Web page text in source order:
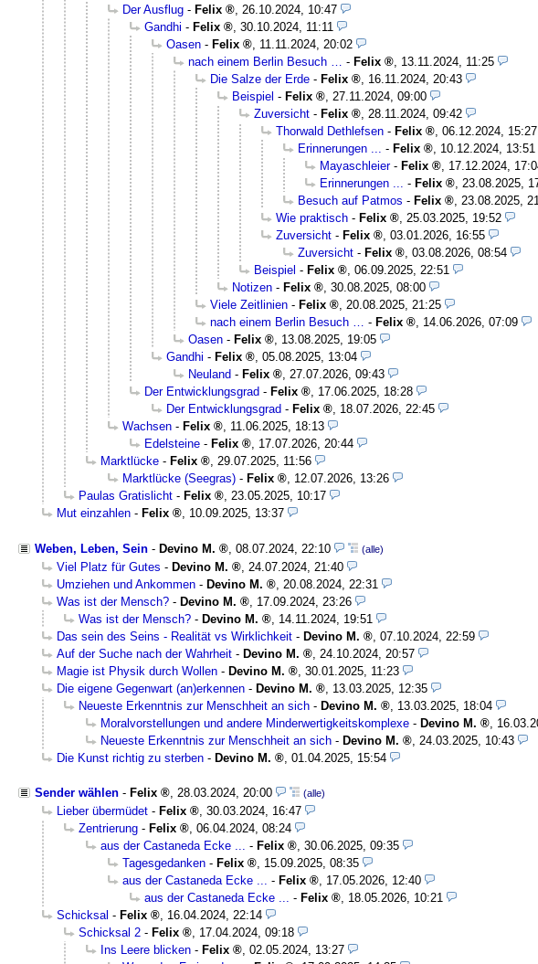
Der Ausflug - Felix
26.10.2024, 10:47
Gandhi - Felix
30.10.2024, 11:11
Oasen - Felix
11.11.2024, 20:02
nach einem Berlin Besuch …
- Felix
13.11.2024, 11:25
Die Salze der Erde - Felix
16.11.2024, 20:43
Beispiel - Felix
27.11.2024, 09:00
Zuversicht - Felix
28.11.2024, 09:42
Thorwald Dethlefsen - Felix
06.12.2024, 15:27
Erinnerungen ...
- Felix
10.12.2024, 13:51
Mayaschleier- Felix
17.12.2024,
Erinnerungen ...
- Felix
23.08.2025,
Besuch auf Patmos - Felix
23.08.2025,
Wie praktisch - Felix
25.03.2025, 19:52
Zuversicht - Felix
03.01.2026, 16:55
Zuversicht - Felix
03.08.2026, 08:54
Beispiel - Felix
06.09.2025, 22:51
Notizen - Felix
30.08.2025, 08:00
Viele Zeitlinien - Felix
20.08.2025, 21:25
nach einem Berlin Besuch …
- Felix
14.06.2026, 07:09
Oasen - Felix
13.08.2025, 19:05
Gandhi - Felix
05.08.2025, 13:04
Neuland - Felix
27.07.2026, 09:43
Der Entwicklungsgrad - Felix
17.06.2025, 18:28
Der Entwicklungsgrad - Felix
18.07.2026, 22:45
Wachsen - Felix
11.06.2025, 18:13
Edelsteine - Felix
17.07.2026, 20:44
Marktlücke - Felix
29.07.2025, 11:56
Marktlücke (Seegras) - Felix
12.07.2026, 13:26
Paulas Gratislicht - Felix
23.05.2025, 10:17
Mut einzahlen - Felix 10.09.2025, 13:37
Weben, Leben, Sein - Devino M. 08.07.2024, 22:10 (alle)
Viel Platz für Gutes - Devino M.
24.07.2024, 21:40
Umziehen und Ankommen - Devino M.
20.08.2024, 22:31
Was ist der Mensch? - Devino M.
17.09.2024, 23:26
Was ist der Mensch? - Devino M.
14.11.2024, 19:51
Das sein des Seins - Realität vs Wirklichkeit - Devino M.
07.10.2024, 22:59
Auf der Suche nach der Wahrheit - Devino M.
24.10.2024, 20:57
Magie ist Physik durch Wollen - Devino M.
30.01.2025, 11:23
Die eigene Gegenwart (an)erkennen - Devino M.
13.03.2025, 12:35
Neueste Erkenntnis zur Menschheit an sich - Devino M.
13.03.2025, 18:04
Moralvorstellungen und andere Minderwertigkeitskomplexe - Devino M.
Neueste Erkenntnis zur Menschheit an sich - Devino M.
24.03.2025, 10:43
Die Kunst richtig zu sterben - Devino M. 01.04.2025, 15:54
Sender wählen - Felix , 28.03.2024, 20:00 (alle)
Lieber übermüdet - Felix , 30.03.2024, 16:47
Zentrierung - Felix , 06.04.2024, 08:24
aus der Castaneda Ecke ... - Felix , 30.06.2025, 09:35
Tagesgedanken - Felix , 15.09.2025, 08:35
aus der Castaneda Ecke ... - Felix , 17.05.2026, 12:40
aus der Castaneda Ecke ... - Felix , 18.05.2026, 10:21
Schicksal - Felix , 16.04.2024, 22:14
Schicksal 2 - Felix , 17.04.2024, 09:18
Ins Leere blicken - Felix , 02.05.2024, 13:27